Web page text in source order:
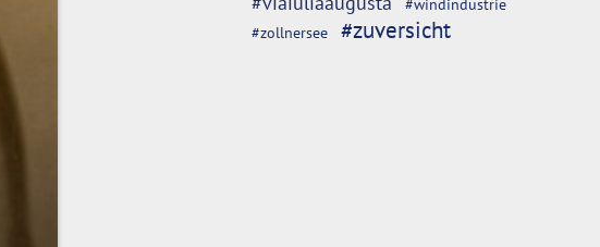
#windindustrie
#zollnersee #zuversicht